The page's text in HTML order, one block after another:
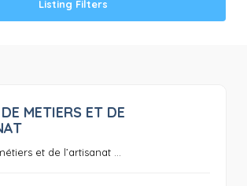
Listing Filters
METIERS ET DE
et de l’artisanat ...